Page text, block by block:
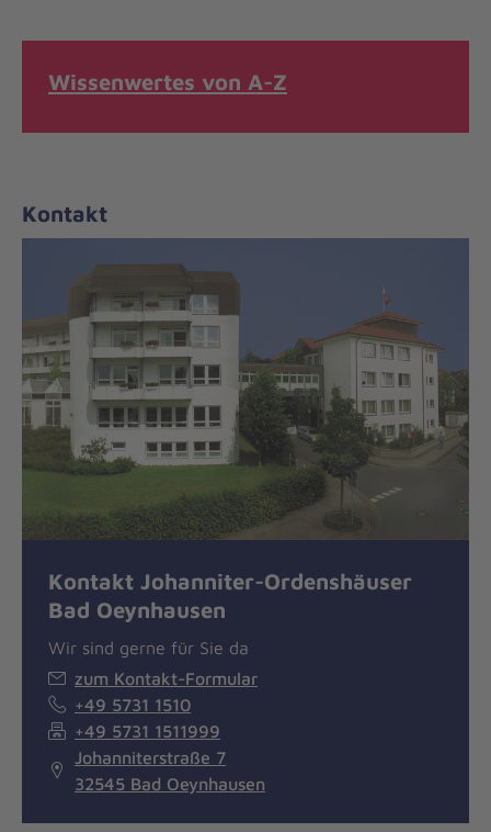
Wissenwertes von A-Z
Kontakt
Kontakt Johanniter-Ordenshäuser
Bad Oeynhausen
Wir sind gerne für Sie da
zum Kontakt-Formular
+49 5731 1510
+49 5731 1511999
Johanniterstraße 7
32545 Bad Oeynhausen